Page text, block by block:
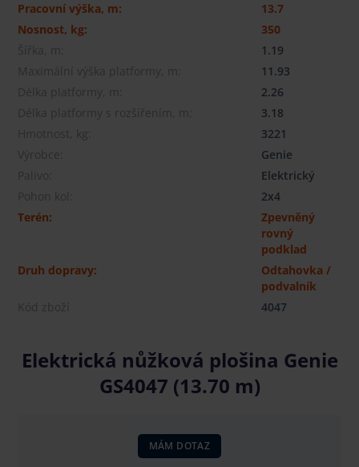
Pracovní výška, m:
13.7
Nosnost, kg:
350
Šířka, m:
1.19
Maximální výška platformy, m:
11.93
Délka platformy, m:
2.26
Délka platformy s rozšířením, m:
3.18
Hmotnost, kg:
3221
Výrobce:
Genie
Palivo:
Elektrický
Pohon kol:
2x4
Terén:
Zpevněný
rovný
podklad
Druh dopravy:
Odtahovka /
podvalník
Kód zboží
4047
Elektrická nůžková plošina Genie
GS4047 (13.70 m)
MÁM DOTAZ